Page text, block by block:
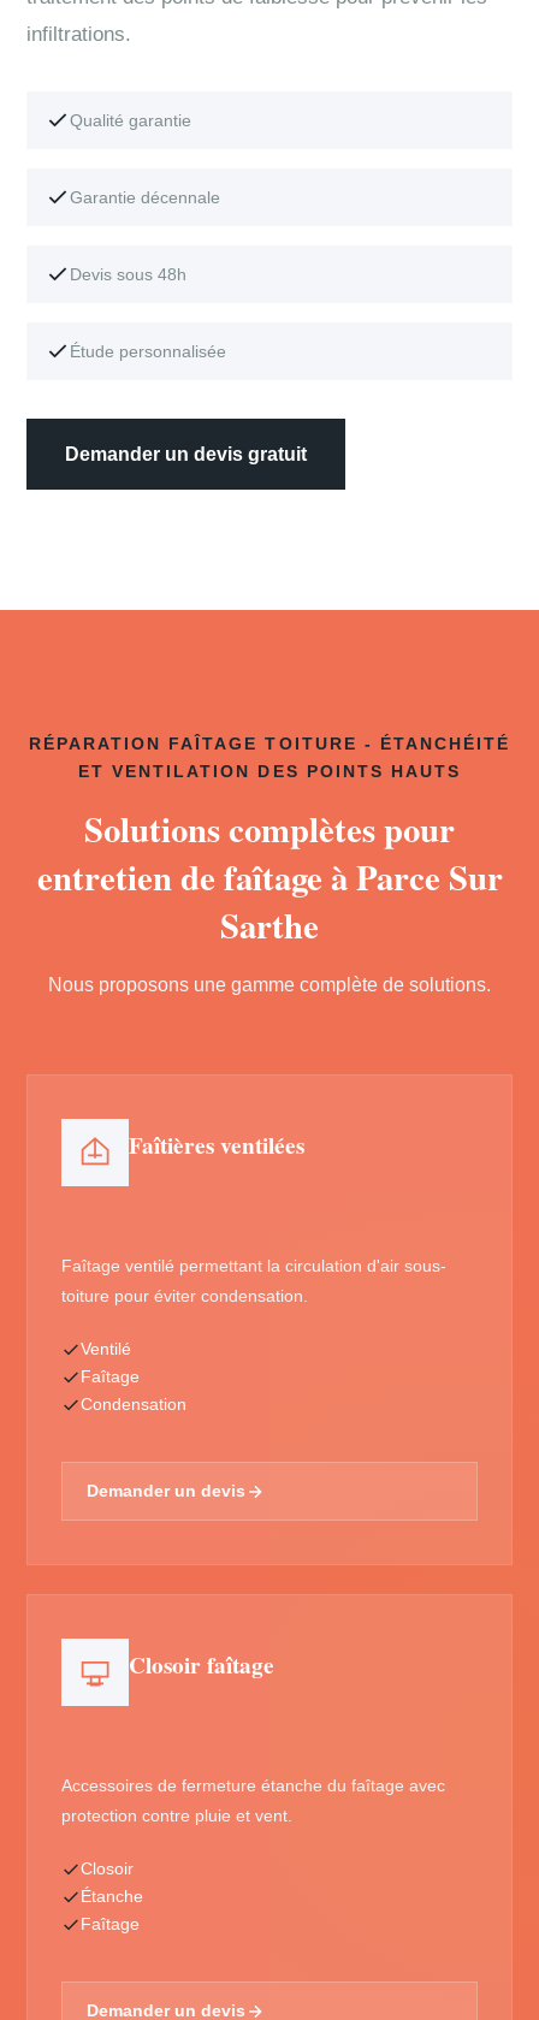
infiltrations.
Qualité garantie
Garantie décennale
Devis sous 48h
Étude personnalisée
Demander un devis gratuit
RÉPARATION FAÎTAGE TOITURE - ÉTANCHÉITÉ
ET VENTILATION DES POINTS HAUTS
Solutions complètes pour
entretien de faîtage à Parce Sur
Sarthe
Nous proposons une gamme complète de solutions.
Faîtières ventilées
Faîtage ventilé permettant la circulation d'air sous-
toiture pour éviter condensation.
Ventilé
Faîtage
Condensation
Demander un devis
Closoir faîtage
Accessoires de fermeture étanche du faîtage avec
protection contre pluie et vent.
Closoir
Étanche
Faîtage
Demander un devis